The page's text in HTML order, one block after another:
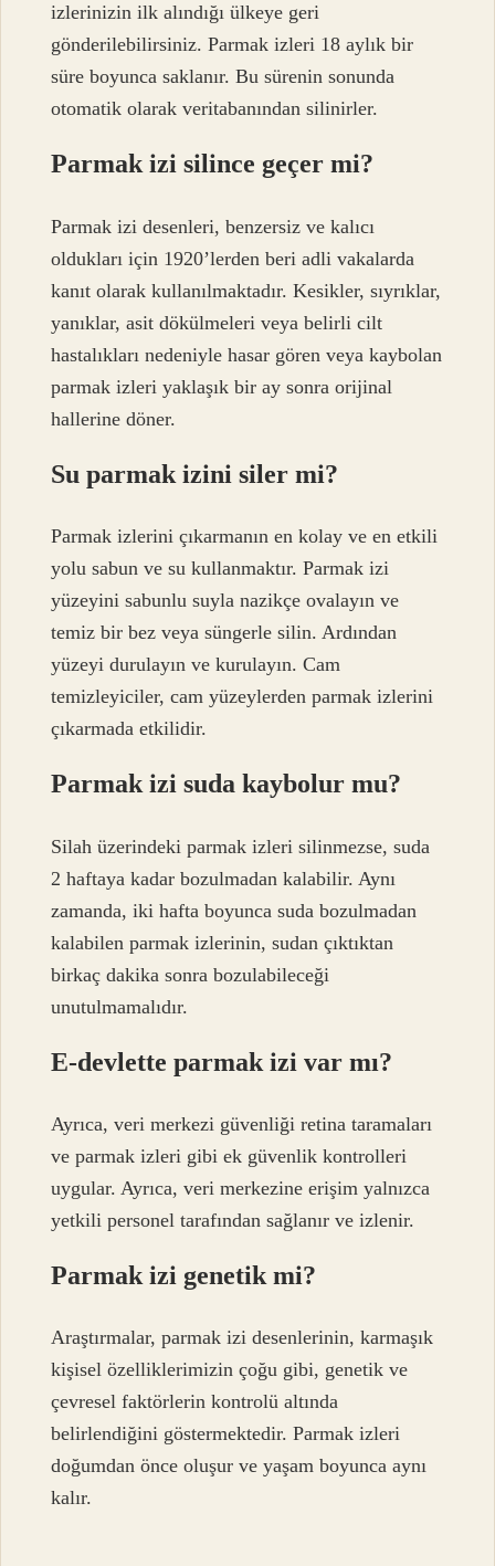
izlerinizin ilk alındığı ülkeye geri
gönderilebilirsiniz. Parmak izleri 18 aylık bir
süre boyunca saklanır. Bu sürenin sonunda
otomatik olarak veritabanından silinirler.
Parmak izi silince geçer mi?
Parmak izi desenleri, benzersiz ve kalıcı
oldukları için 1920’lerden beri adli vakalarda
kanıt olarak kullanılmaktadır. Kesikler, sıyrıklar,
yanıklar, asit dökülmeleri veya belirli cilt
hastalıkları nedeniyle hasar gören veya kaybolan
parmak izleri yaklaşık bir ay sonra orijinal
hallerine döner.
Su parmak izini siler mi?
Parmak izlerini çıkarmanın en kolay ve en etkili
yolu sabun ve su kullanmaktır. Parmak izi
yüzeyini sabunlu suyla nazikçe ovalayın ve
temiz bir bez veya süngerle silin. Ardından
yüzeyi durulayın ve kurulayın. Cam
temizleyiciler, cam yüzeylerden parmak izlerini
çıkarmada etkilidir.
Parmak izi suda kaybolur mu?
Silah üzerindeki parmak izleri silinmezse, suda
2 haftaya kadar bozulmadan kalabilir. Aynı
zamanda, iki hafta boyunca suda bozulmadan
kalabilen parmak izlerinin, sudan çıktıktan
birkaç dakika sonra bozulabileceği
unutulmamalıdır.
E-devlette parmak izi var mı?
Ayrıca, veri merkezi güvenliği retina taramaları
ve parmak izleri gibi ek güvenlik kontrolleri
uygular. Ayrıca, veri merkezine erişim yalnızca
yetkili personel tarafından sağlanır ve izlenir.
Parmak izi genetik mi?
Araştırmalar, parmak izi desenlerinin, karmaşık
kişisel özelliklerimizin çoğu gibi, genetik ve
çevresel faktörlerin kontrolü altında
belirlendiğini göstermektedir. Parmak izleri
doğumdan önce oluşur ve yaşam boyunca aynı
kalır.